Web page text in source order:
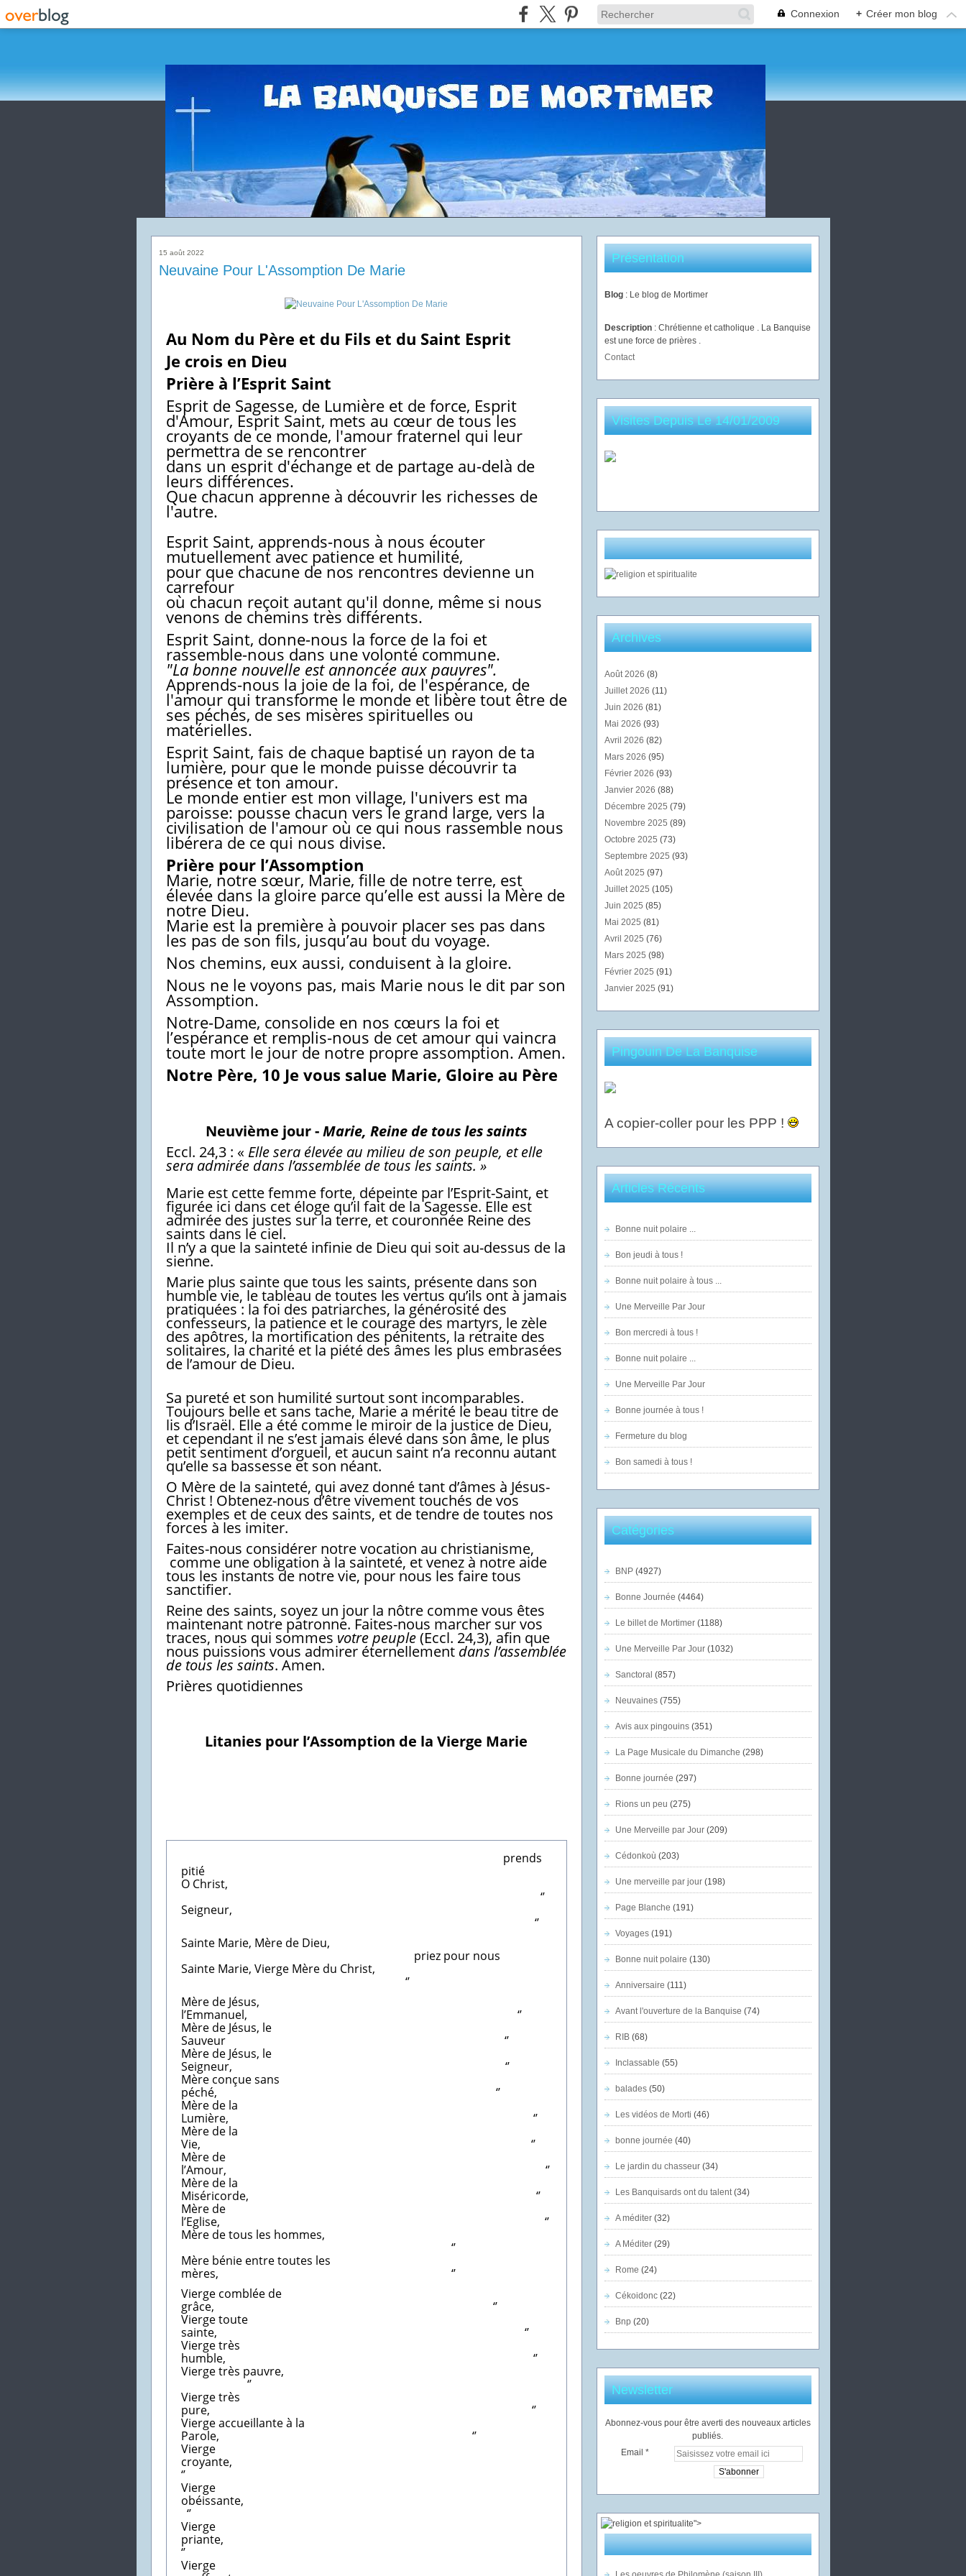
Connexion + Créer mon blog
15 août 2022
Neuvaine Pour L'Assomption De Marie
Au Nom du Père et du Fils et du Saint Esprit
Je crois en Dieu
Prière à l’Esprit Saint
Esprit de Sagesse, de Lumière et de force, Esprit
d'Amour, Esprit Saint, mets au cœur de tous les
croyants de ce monde, l'amour fraternel qui leur
permettra de se rencontrer
dans un esprit d'échange et de partage au-delà de
leurs différences.
Que chacun apprenne à découvrir les richesses de
l'autre.
Esprit Saint, apprends-nous à nous écouter
mutuellement avec patience et humilité,
pour que chacune de nos rencontres devienne un
carrefour
où chacun reçoit autant qu'il donne, même si nous
venons de chemins très différents.
Esprit Saint, donne-nous la force de la foi et
rassemble-nous dans une volonté commune.
"La bonne nouvelle est annoncée aux pauvres".
Apprends-nous la joie de la foi, de l'espérance, de
l'amour qui transforme le monde et libère tout être de
ses péchés, de ses misères spirituelles ou
matérielles.
Esprit Saint, fais de chaque baptisé un rayon de ta
lumière, pour que le monde puisse découvrir ta
présence et ton amour.
Le monde entier est mon village, l'univers est ma
paroisse: pousse chacun vers le grand large, vers la
civilisation de l'amour où ce qui nous rassemble nous
libérera de ce qui nous divise.
Prière pour l’Assomption
Marie, notre sœur, Marie, fille de notre terre, est
élevée dans la gloire parce qu’elle est aussi la Mère de
notre Dieu.
Marie est la première à pouvoir placer ses pas dans
les pas de son fils, jusqu’au bout du voyage.
Nos chemins, eux aussi, conduisent à la gloire.
Nous ne le voyons pas, mais Marie nous le dit par son
Assomption.
Notre-Dame, consolide en nos cœurs la foi et
l’espérance et remplis-nous de cet amour qui vaincra
toute mort le jour de notre propre assomption. Amen.
Notre Père, 10 Je vous salue Marie, Gloire au Père
Neuvième jour -Marie, Reine de tous les saints
Eccl. 24,3 : « Elle sera élevée au milieu de son peuple, et elle
sera admirée dans l’assemblée de tous les saints. »
Marie est cette femme forte, dépeinte par l’Esprit-Saint, et
figurée ici dans cet éloge qu’il fait de la Sagesse. Elle est
admirée des justes sur la terre, et couronnée Reine des
saints dans le ciel.
Il n’y a que la sainteté infinie de Dieu qui soit au-dessus de la
sienne.
Marie plus sainte que tous les saints, présente dans son
humble vie, le tableau de toutes les vertus qu’ils ont à jamais
pratiquées : la foi des patriarches, la générosité des
confesseurs, la patience et le courage des martyrs, le zèle
des apôtres, la mortification des pénitents, la retraite des
solitaires, la charité et la piété des âmes les plus embrasées
de l’amour de Dieu.
Sa pureté et son humilité surtout sont incomparables.
Toujours belle et sans tache, Marie a mérité le beau titre de
lis d’Israël. Elle a été comme le miroir de la justice de Dieu,
et cependant il ne s’est jamais élevé dans son âme, le plus
petit sentiment d’orgueil, et aucun saint n’a reconnu autant
qu’elle sa bassesse et son néant.
O Mère de la sainteté, qui avez donné tant d’âmes à Jésus-
Christ ! Obtenez-nous d’être vivement touchés de vos
exemples et de ceux des saints, et de tendre de toutes nos
forces à les imiter.
Faites-nous considérer notre vocation au christianisme,
comme une obligation à la sainteté, et venez à notre aide
tous les instants de notre vie, pour nous les faire tous
sanctifier.
Reine des saints, soyez un jour la nôtre comme vous êtes
maintenant notre patronne. Faites-nous marcher sur vos
traces, nous qui sommes votre peuple(Eccl. 24,3), afin que
nous puissions vous admirer éternellement dans l’assemblée
de tous les saints. Amen.
Prières quotidiennes
Litanies pour l’Assomption de la Vierge Marie
prends
pitié
O Christ,
‘’
Seigneur,
‘’
Sainte Marie, Mère de Dieu,
priez pour nous
Sainte Marie, Vierge Mère du Christ,
‘’
Mère de Jésus,
l’Emmanuel, ‘’
Mère de Jésus, le
Sauveur ‘’
Mère de Jésus, le
Seigneur, ‘’
Mère conçue sans
péché, ‘’
Mère de la
Lumière, ‘’
Mère de la
Vie, ‘’
Mère de
l’Amour, ‘’
Mère de la
Miséricorde, ‘’
Mère de
l’Eglise, ‘’
Mère de tous les hommes,
‘’
Mère bénie entre toutes les
mères, ‘’
Vierge comblée de
grâce, ‘’
Vierge toute
sainte, ‘’
Vierge très
humble, ‘’
Vierge très pauvre,
‘’
Vierge très
pure, ‘’
Vierge accueillante à la
Parole, ‘’
Vierge
croyante,
‘’
Vierge
obéissante,
‘’
Vierge
priante,
‘’
Vierge
Présentation
Blog : Le blog de Mortimer
Description : Chrétienne et catholique . La Banquise
est une force de prières .
Contact
Visites Depuis Le 14/01/2009
Archives
Août 2026 (8)
Juillet 2026 (11)
Juin 2026 (81)
Mai 2026 (93)
Avril 2026 (82)
Mars 2026 (95)
Février 2026 (93)
Janvier 2026 (88)
Décembre 2025 (79)
Novembre 2025 (89)
Octobre 2025 (73)
Septembre 2025 (93)
Août 2025 (97)
Juillet 2025 (105)
Juin 2025 (85)
Mai 2025 (81)
Avril 2025 (76)
Mars 2025 (98)
Février 2025 (91)
Janvier 2025 (91)
Pingouin De La Banquise
A copier-coller pour les PPP !
Articles Récents
Bonne nuit polaire ...
Bon jeudi à tous !
Bonne nuit polaire à tous ...
Une Merveille Par Jour
Bon mercredi à tous !
Bonne nuit polaire ...
Une Merveille Par Jour
Bonne journée à tous !
Fermeture du blog
Bon samedi à tous !
Catégories
BNP(4927)
Bonne Journée (4464)
Le billet de Mortimer(1188)
Une Merveille Par Jour(1032)
Sanctoral (857)
Neuvaines(755)
Avis aux pingouins(351)
La Page Musicale du Dimanche (298)
Bonne journée (297)
Rions un peu (275)
Une Merveille par Jour(209)
Cédonkoù (203)
Une merveille par jour(198)
Page Blanche (191)
Voyages(191)
Bonne nuit polaire (130)
Anniversaire (111)
Avant l'ouverture de la Banquise (74)
RIB(68)
Inclassable (55)
balades(50)
Les vidéos de Morti (46)
bonne journée (40)
Le jardin du chasseur(34)
Les Banquisards ont du talent(34)
A méditer(32)
A Méditer(29)
Rome (24)
Cékoidonc(22)
Bnp (20)
Newsletter
Abonnez-vous pour être averti des nouveaux articles
publiés.
Email
">